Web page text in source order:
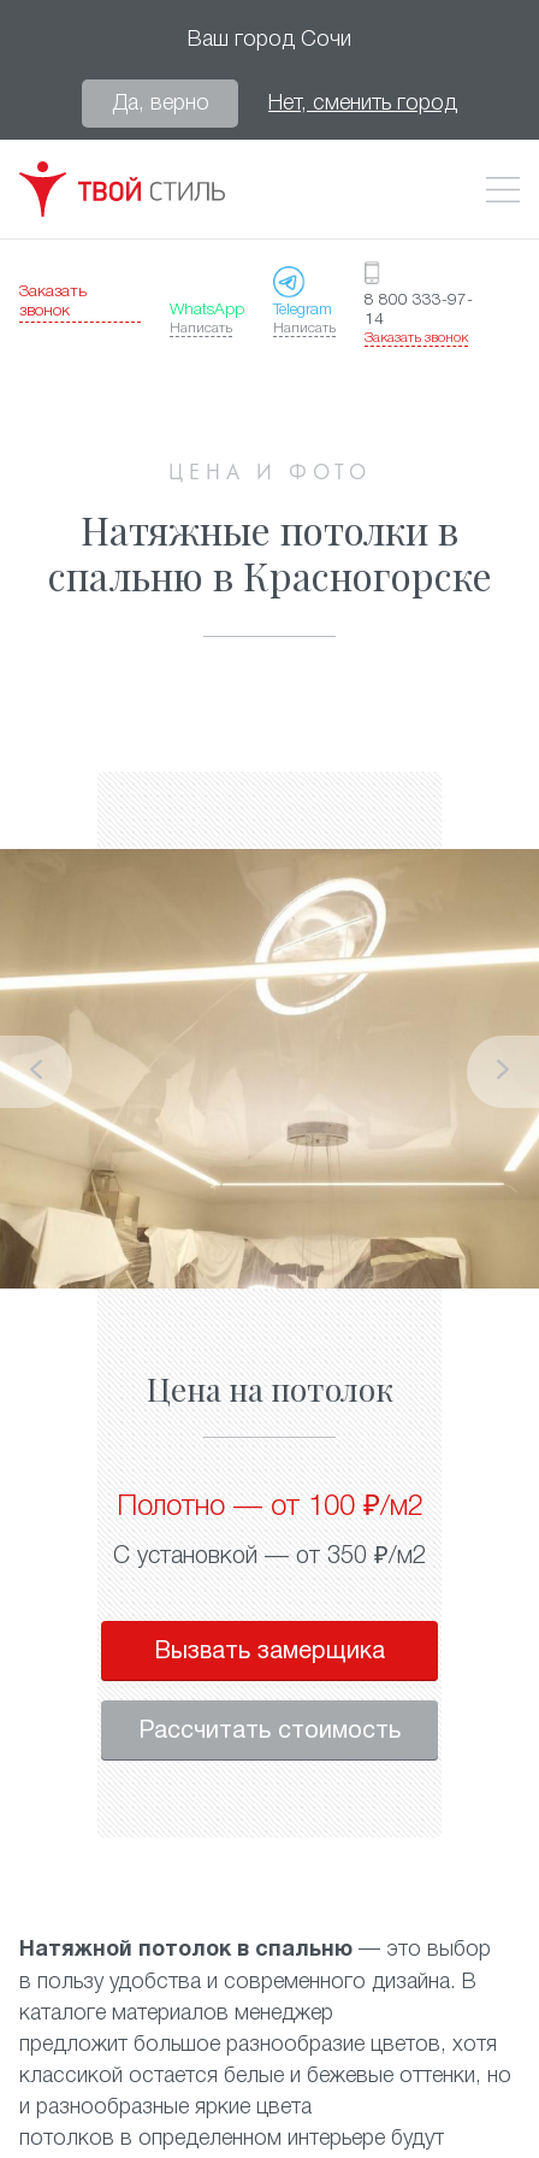
Ваш город Сочи
Да, верно Нет, сменить город
Заказать
звонок
WhatsApp
Написать
Telegram
Написать
8 800 333-97-
14
Заказать звонок
ЦЕНА И ФОТО
Натяжные потолки в
спальню в Красногорске
Цена на потолок
Полотно — от 100 ₽/м2
С установкой — от 350 ₽/м2
Вызвать замерщика
Рассчитать стоимость
Натяжной потолок в спальню — это выбор
в пользу удобства и современного дизайна. В
каталоге материалов менеджер
предложит большое разнообразие цветов, хотя
классикой остается белые и бежевые оттенки, но
и разнообразные яркие цвета
потолков в определенном интерьере будут